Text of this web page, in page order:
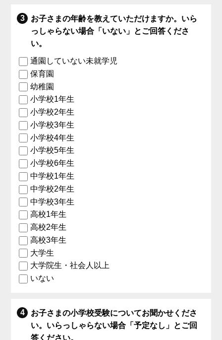
お子さまの年齢を教えていただけますか。いら
っしゃらない場合「いない」とご回答くださ
い。
通園していない未就学児
保育園
幼稚園
小学校1年生
小学校2年生
小学校3年生
小学校4年生
小学校5年生
小学校6年生
中学校1年生
中学校2年生
中学校3年生
高校1年生
高校2年生
高校3年生
大学生
大学院生・社会人以上
いない
お子さまの小学校受験についてお聞かせくださ
い。いらっしゃらない場合「予定なし」とご回
答ください。